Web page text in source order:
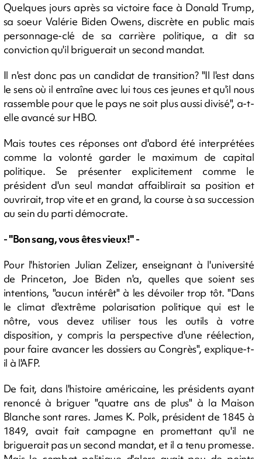
Quelques jours après sa victoire face à Donald Trump,
sa soeur Valérie Biden Owens, discrète en public mais
personnage-clé de sa carrière politique, a dit sa
conviction qu'il briguerait un second mandat.
Il n'est donc pas un candidat de transition? "Il l'est dans
le sens où il entraîne avec lui tous ces jeunes et qu'il nous
rassemble pour que le pays ne soit plus aussi divisé", a-t-
elle avancé sur HBO.
Mais toutes ces réponses ont d'abord été interprétées
comme la volonté garder le maximum de capital
politique. Se présenter explicitement comme le
président d'un seul mandat affaiblirait sa position et
ouvrirait, trop vite et en grand, la course à sa succession
au sein du parti démocrate.
- "Bon sang, vous êtes vieux!" -
Pour l'historien Julian Zelizer, enseignant à l'université
de Princeton, Joe Biden n'a, quelles que soient ses
intentions, "aucun intérêt" à les dévoiler trop tôt. "Dans
le climat d'extrême polarisation politique qui est le
nôtre, vous devez utiliser tous les outils à votre
disposition, y compris la perspective d'une réélection,
pour faire avancer les dossiers au Congrès", explique-t-
il à l'AFP.
De fait, dans l'histoire américaine, les présidents ayant
renoncé à briguer "quatre ans de plus" à la Maison
Blanche sont rares. James K. Polk, président de 1845 à
1849, avait fait campagne en promettant qu'il ne
briguerait pas un second mandat, et il a tenu promesse.